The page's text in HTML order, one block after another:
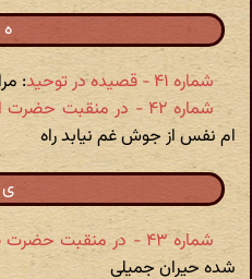
ه
شماره ۴۱ - قصیده در توحید
:
شماره ۴۲ - در منقبت حضرت امام حسن مجتبی (ع)‏
ام نفس از جوش غم نیابد راه
ی
شماره ۴۳ - در منقبت حضرت صادق (ع)‏
شده حیران جمیلی